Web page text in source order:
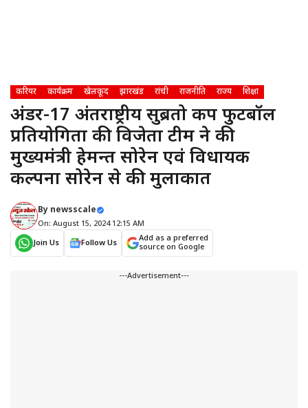
करियर कार्यक्रम खेलकूद झारखंड रांची राजनीति राज्य शिक्षा
अंडर-17 अंतर्राष्ट्रीय सुब्रतो कप फुटबॉल
प्रतियोगिता की विजेता टीम ने की
मुख्यमंत्री हेमन्त सोरेन एवं विधायक
कल्पना सोरेन से की मुलाकात
By newsscale
On: August 15, 2024 12:15 AM
Join Us
Follow Us
Add as a preferred
source on Google
---Advertisement---